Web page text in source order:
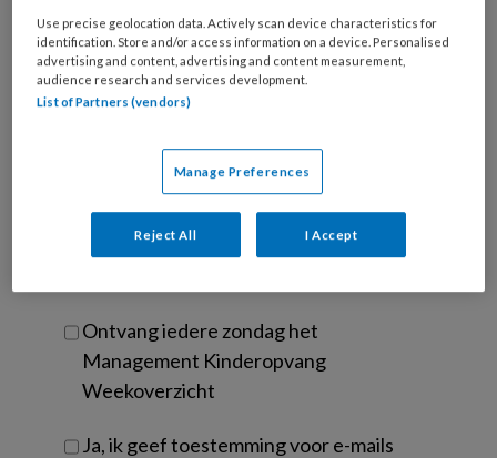
wachtwoord* *
Kies
je
functie *
organisatie
Untitled
Ontvang 2x per week de
Ontvang iedere zondag het
Management Kinderopvang
Weekoverzicht
Ja, ik geef toestemming voor e-mails
Use precise geolocation data. Actively scan device characteristics for
identification. Store and/or access information on a device. Personalised
advertising and content, advertising and content measurement,
audience research and services development.
List of Partners (vendors)
Manage Preferences
Reject All I Accept